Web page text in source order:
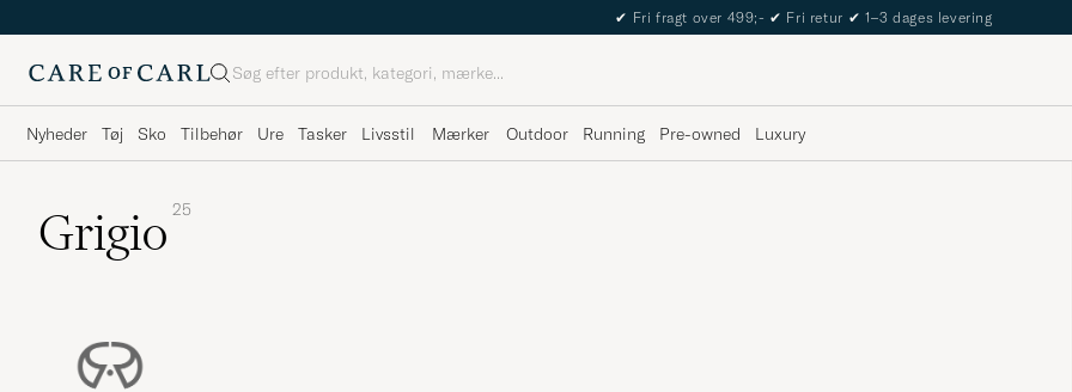
The Care of Carl Passport
Søg
Nyheder Tøj Sko Tilbehør Ure Tasker Livsstil Mærker Outdoor Running Pre-owned Luxury
Grigio 25